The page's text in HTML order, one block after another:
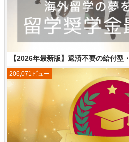
【2026年最新版】返済不要の給付型
206,071ビュー